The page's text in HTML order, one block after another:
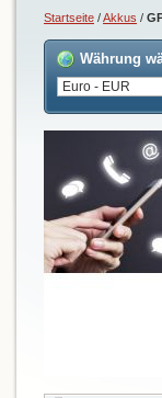
Startseite /Akkus /
Währung